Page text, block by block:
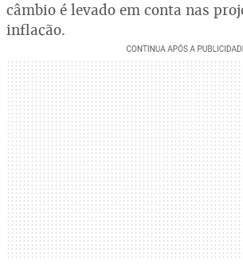
câmbio é levado em conta nas
inflação.